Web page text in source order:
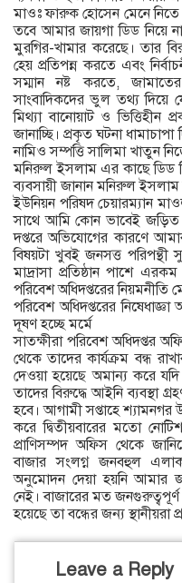
মাওঃ ফারুক হোসেন মেনে
তবে আমার জায়গা ডিড নিয়ে
মুরগির-খামার করেছে। তার
হেয় প্রতিপন্ন করতে এবং
সম্মান নষ্ট করতে,
সাংবাদিকদের ভুল তথ্য দিয়ে
মিথ্যা বানোয়াট ও ভিত্তিহীন
জানাচ্ছি। প্রকৃত ঘটনা
নামিও সম্পত্তি সালিমা খাতুন
মনিরুল ইসলাম এর কাছে ডিড
ব্যবসায়ী জানান মনিরুল ইসলাম
ইউনিয়ন পরিষদ চেয়ারম্যান
সাথে আমি কোন ভাবেই জড়িত
দপ্তরে অভিযোগের কারণে
বিষয়টা খুবই জনসত্ত
মাদ্রাসা প্রতিষ্ঠান পাশে
পরিবেশ অধিদপ্তরের নিয়মনীতি
পরিবেশ অধিদপ্তরের
দূষণ হচ্ছে মর্মে
সাতক্ষীরা পরিবেশ অধিদপ্তর
থেকে তাদের কার্যক্রম বন্ধ
দেওয়া হয়েছে অমান্য করে
তাদের বিরুদ্ধে আইনি ব্যবস্থা
হবে। আগামী সপ্তাহে শ্যামনগর
করে দ্বিতীয়বারের মতো
প্রাণিসম্পদ অফিস থেকে
বাজার সংলগ্ন জনবহুল
অনুমোদন দেয়া হয়নি আমার
নেই। বাজারের মত
হয়েছে তা বন্ধের জন্য স্থানীয়রা
Leave a Reply